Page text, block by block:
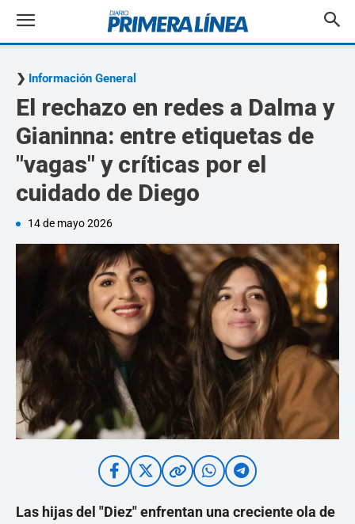
Información General
El rechazo en redes a Dalma y
Gianinna: entre etiquetas de
"vagas" y críticas por el
cuidado de Diego
14 de mayo 2026
Las hijas del "Diez" enfrentan una creciente ola de